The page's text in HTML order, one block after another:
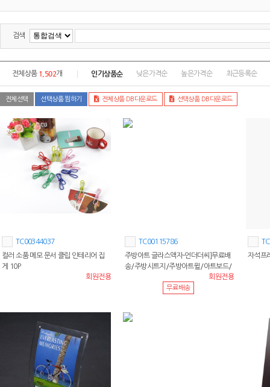
검색
전체상품 1,502개 인기상품순 낮은가격순 높은가격순 최근등록순
전체선택 선택상품 찜하기 전체상품 DB다운로드 선택상품 DB다운로드
TC00344037
컬러 소품 메모 문서 클립 인테리어 집
게 10P
회원전용
TC00115786
주방아트 글라스액자-언더더씨]무료배
송/주방시트지/주방아트윌/아트보드/
회원전용
무료배송
자석프